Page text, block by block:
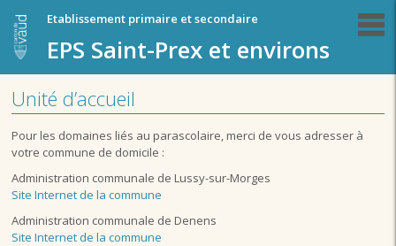
Etablissement primaire et secondaire
EPS Saint-Prex et environs
Unité d’accueil
Pour les domaines liés au parascolaire, merci de vous adresser à
votre commune de domicile :
Administration communale de Lussy-sur-Morges
Site Internet de la commune
Administration communale de Denens
Site Internet de la commune